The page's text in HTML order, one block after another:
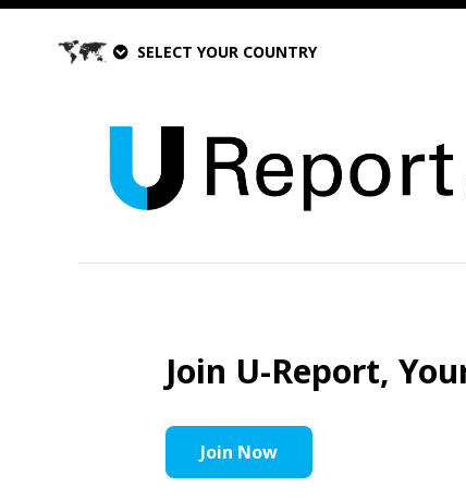
SELECT YOUR COUNTRY
Join U-Report,
Join Now